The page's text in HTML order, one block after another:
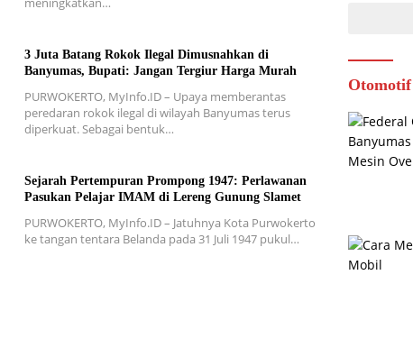
3 Juta Batang Rokok Ilegal Dimusnahkan di
Banyumas, Bupati: Jangan Tergiur Harga Murah
PURWOKERTO, MyInfo.ID – Upaya memberantas
peredaran rokok ilegal di wilayah Banyumas terus
diperkuat. Sebagai bentuk…
Sejarah Pertempuran Prompong 1947: Perlawanan
Pasukan Pelajar IMAM di Lereng Gunung Slamet
PURWOKERTO, MyInfo.ID – Jatuhnya Kota Purwokerto
ke tangan tentara Belanda pada 31 Juli 1947 pukul…
Otomotif